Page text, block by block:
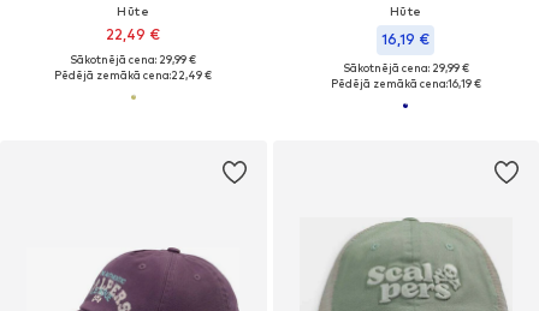
Hūte
22,49 €
Sākotnējā cena: 29,99 €
Pēdējā zemākā cena:22,49 €
Hūte
16,19 €
Sākotnējā cena: 29,99 €
Pēdējā zemākā cena:16,19 €